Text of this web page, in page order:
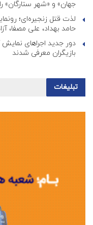
جهان» و «شهر ستارگان»
لذت قتل زنجیره‌ای؛
حامد بهداد، علی مصفا،
دور جدید اجراهای
بازیگران معرفی شدند
تبلیغات